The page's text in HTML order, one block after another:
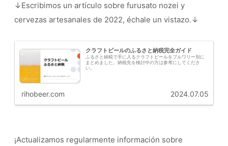
↓Escribimos un artículo sobre furusato nozei y
cervezas artesanales de 2022, échale un vistazo.↓
クラフトビールのふるさと納税完全ガイド
ふるさと納税で手に入るクラフトビールをブルワリー別に
まとめました。納税先を検討中の方は参考にしてくださ
い。
rihobeer.com 2024.07.05
¡Actualizamos regularmente información sobre